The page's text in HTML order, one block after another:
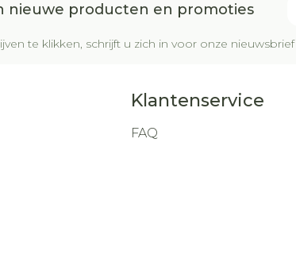
nieuwe producten en promoties
te klikken, schrijft u zich in voor onze
Klantenservice
FAQ